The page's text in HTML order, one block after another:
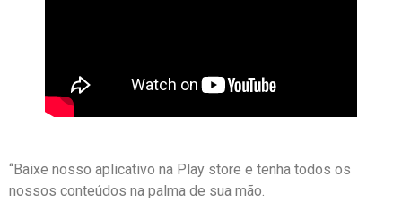
“Baixe nosso aplicativo na Play store e tenha todos os
nossos conteúdos na palma de sua mão.